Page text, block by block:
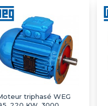
triphasé WEG